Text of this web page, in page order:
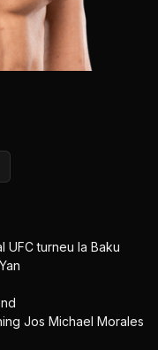
UFCturneu la Baku
Jos Michael Morales